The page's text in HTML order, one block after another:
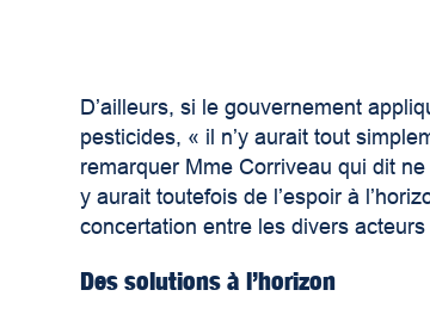
D’ailleurs, si le gouvernement
pesticides, « il n’y aurait tout
remarquer Mme Corriveau qui dit
y aurait toutefois de l’espoir à
concertation entre les divers
Des solutions à l’horizon